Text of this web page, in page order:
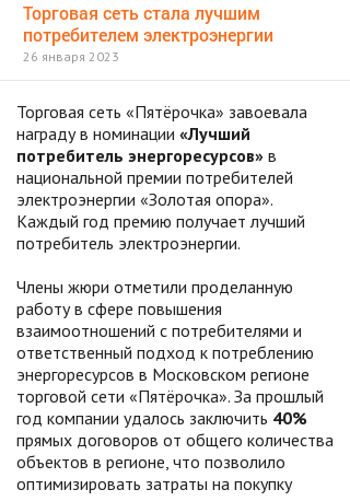
Торговая сеть стала лучшим
потребителем электроэнергии
26 января 2023
Торговая сеть «Пятёрочка» завоевала
награду в номинации «Лучший
потребитель энергоресурсов» в
национальной премии потребителей
электроэнергии «Золотая опора».
Каждый год премию получает лучший
потребитель электроэнергии.
Члены жюри отметили проделанную
работу в сфере повышения
взаимоотношений с потребителями и
ответственный подход к потреблению
энергоресурсов в Московском регионе
торговой сети «Пятёрочка». За прошлый
год компании удалось заключить 40%
прямых договоров от общего количества
объектов в регионе, что позволило
оптимизировать затраты на покупку